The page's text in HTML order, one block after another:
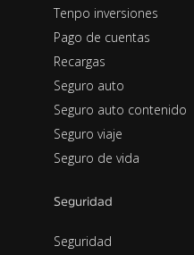
Tenpo inversiones
Pago de cuentas
Recargas
Seguro auto
Seguro auto contenido
Seguro viaje
Seguro de vida
Seguridad
Seguridad